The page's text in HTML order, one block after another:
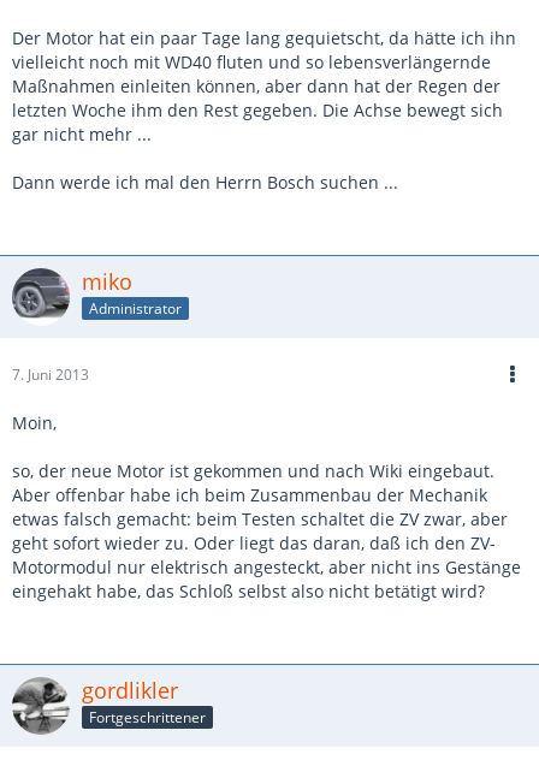
Der Motor hat ein paar Tage lang gequietscht, da hätte ich ihn
vielleicht noch mit WD40 fluten und so lebensverlängernde
Maßnahmen einleiten können, aber dann hat der Regen der
letzten Woche ihm den Rest gegeben. Die Achse bewegt sich
gar nicht mehr ...
Dann werde ich mal den Herrn Bosch suchen ...
miko
Administrator
7. Juni 2013
Moin,
so, der neue Motor ist gekommen und nach Wiki eingebaut.
Aber offenbar habe ich beim Zusammenbau der Mechanik
etwas falsch gemacht: beim Testen schaltet die ZV zwar, aber
geht sofort wieder zu. Oder liegt das daran, daß ich den ZV-
Motormodul nur elektrisch angesteckt, aber nicht ins Gestänge
eingehakt habe, das Schloß selbst also nicht betätigt wird?
gordlikler
Fortgeschrittener